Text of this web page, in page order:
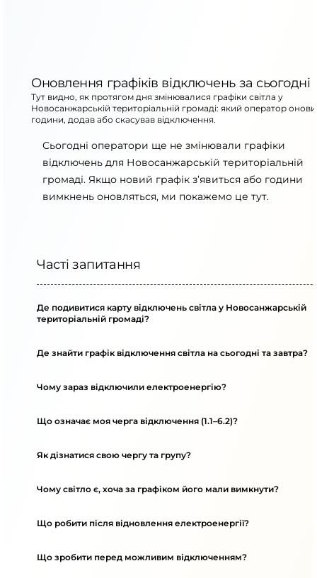
Оновлення графіків відключень за сьогодні
Тут видно, як протягом дня змінювалися графіки світла у
Новосанжарській територіальній громаді: який оператор
години, додав або скасував відключення.
Сьогодні оператори ще не змінювали графіки
відключень для Новосанжарській територіальній
громаді. Якщо новий графік з’явиться або години
вимкнень оновляться, ми покажемо це тут.
Часті запитання
Де подивитися карту відключень світла у Новосанжарській
територіальній громаді?
Де знайти графік відключення світла на сьогодні та завтра?
Чому зараз відключили електроенергію?
Що означає моя черга відключення (1.1–6.2)?
Як дізнатися свою чергу та групу?
Чому світло є, хоча за графіком його мали вимкнути?
Що робити після відновлення електроенергії?
Що зробити перед можливим відключенням?